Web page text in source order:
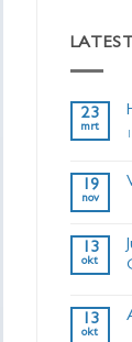
23
mrt
19
nov
13
okt
13
okt